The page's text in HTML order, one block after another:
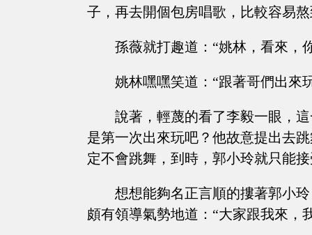
子，再去開個包房唱歌，比較容易
孫薇就打趣道：“姚林，看來，
姚林嘿嘿笑道：“跟著哥們出來
說著，輕蔑的看了李毅一眼，
是第一次出來玩吧？他故意提出去
定不會跳舞，到時，郭小玲就只能
想想能夠名正言順的摟著郭小
頗有領導氣勢地道：“大家跟我來，